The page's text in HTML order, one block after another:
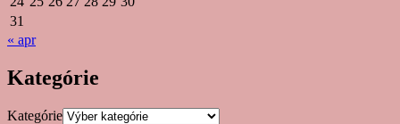
31
« apr
Kategórie
Kategórie